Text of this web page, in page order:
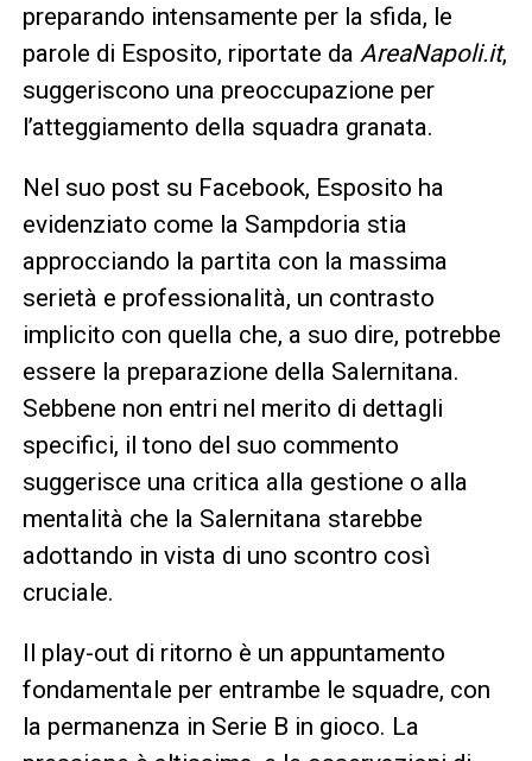
preparando intensamente per la sfida, le
parole di Esposito, riportate da AreaNapoli.it,
suggeriscono una preoccupazione per
l’atteggiamento della squadra granata.
Nel suo post su Facebook, Esposito ha
evidenziato come la Sampdoria stia
approcciando la partita con la massima
serietà e professionalità, un contrasto
implicito con quella che, a suo dire, potrebbe
essere la preparazione della Salernitana.
Sebbene non entri nel merito di dettagli
specifici, il tono del suo commento
suggerisce una critica alla gestione o alla
mentalità che la Salernitana starebbe
adottando in vista di uno scontro così
cruciale.
Il play-out di ritorno è un appuntamento
fondamentale per entrambe le squadre, con
la permanenza in Serie B in gioco. La